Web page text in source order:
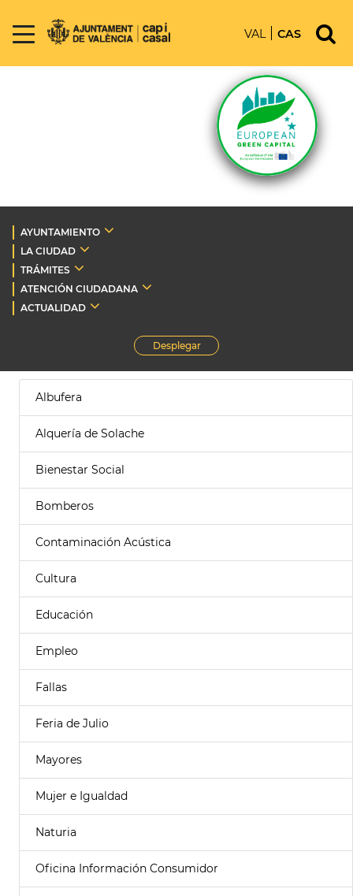
VAL CAS
AYUNTAMIENTO
LA CIUDAD
TRÁMITES
ATENCIÓN CIUDADANA
ACTUALIDAD
Desplegar
Albufera
Alquería de Solache
Bienestar Social
Bomberos
Contaminación Acústica
Cultura
Educación
Empleo
Fallas
Feria de Julio
Mayores
Mujer e Igualdad
Naturia
Oficina Información Consumidor